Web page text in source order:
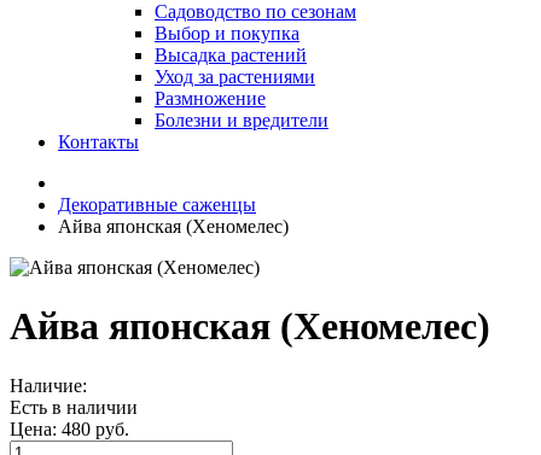
Садоводство по сезонам
Выбор и покупка
Высадка растений
Уход за растениями
Размножение
Болезни и вредители
Контакты
Декоративные саженцы
Айва японская (Хеномелес)
Айва японская (Хеномелес)
Наличие:
Есть в наличии
Цена: 480 руб.